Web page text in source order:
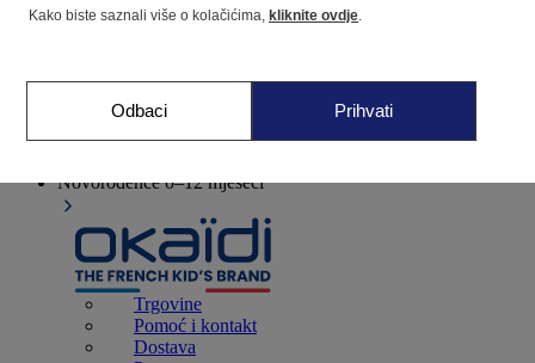
Košarica
Novorođenče0–12 mjeseci
Trgovine
Pomoć i kontakt
Dostava
Kako biste saznali više o kolačićima, kliknite ovdje.
Odbaci Prihvati